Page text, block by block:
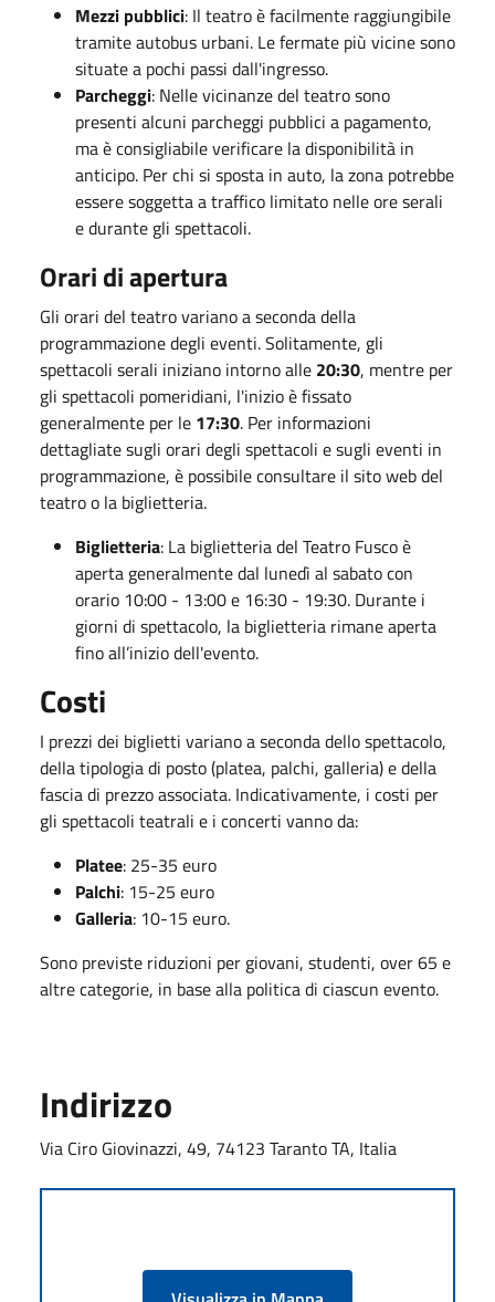
Mezzi pubblici: Il teatro è facilmente raggiungibile
tramite autobus urbani. Le fermate più vicine sono
situate a pochi passi dall'ingresso.
Parcheggi: Nelle vicinanze del teatro sono
presenti alcuni parcheggi pubblici a pagamento,
ma è consigliabile verificare la disponibilità in
anticipo. Per chi si sposta in auto, la zona potrebbe
essere soggetta a traffico limitato nelle ore serali
e durante gli spettacoli.
Orari di apertura
Gli orari del teatro variano a seconda della
programmazione degli eventi. Solitamente, gli
spettacoli serali iniziano intorno alle 20:30, mentre per
gli spettacoli pomeridiani, l'inizio è fissato
generalmente per le 17:30. Per informazioni
dettagliate sugli orari degli spettacoli e sugli eventi in
programmazione, è possibile consultare il sito web del
teatro o la biglietteria.
Biglietteria: La biglietteria del Teatro Fusco è
aperta generalmente dal lunedì al sabato con
orario 10:00 - 13:00 e 16:30 - 19:30. Durante i
giorni di spettacolo, la biglietteria rimane aperta
fino all’inizio dell'evento.
Costi
I prezzi dei biglietti variano a seconda dello spettacolo,
della tipologia di posto (platea, palchi, galleria) e della
fascia di prezzo associata. Indicativamente, i costi per
gli spettacoli teatrali e i concerti vanno da:
Platee: 25-35 euro
Palchi: 15-25 euro
Galleria: 10-15 euro.
Sono previste riduzioni per giovani, studenti, over 65 e
altre categorie, in base alla politica di ciascun evento.
Indirizzo
Via Ciro Giovinazzi, 49, 74123 Taranto TA, Italia